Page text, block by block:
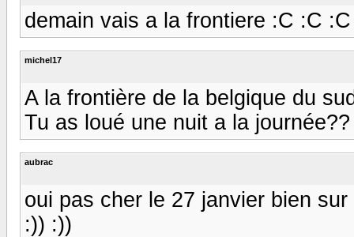
demain vais a la frontiere :C :C
michel17
A la frontière de la belgique du
Tu as loué une nuit a la
aubrac
oui pas cher le 27 janvier bien
:)) :))